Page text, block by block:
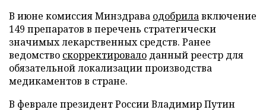
В июне комиссия Минздрава одобрилавключение
149 препаратов в перечень стратегически
значимых лекарственных средств. Ранее
ведомство скорректировало данный реестр для
обязательной локализации производства
медикаментов в стране.
В феврале президент России Владимир Путин